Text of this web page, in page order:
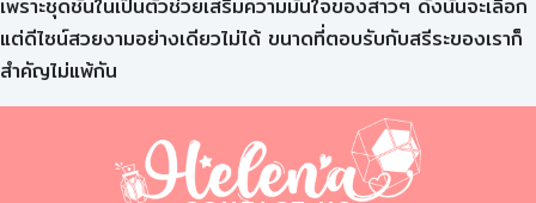
เพราะชุดชั้นในเป็นตัวช่วยเสริมความมั่นใจของสาวๆ ดังนั้นจะเลือก
แต่ดีไซน์สวยงามอย่างเดียวไม่ได้ ขนาดที่ตอบรับกับสรีระของเราก็
สำคัญไม่แพ้กัน